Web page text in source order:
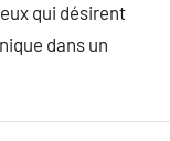
qui désirent
dans un